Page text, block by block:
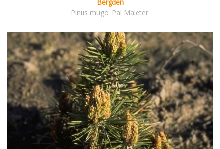
Bergden
Pinus mugo 'Pal Maleter'